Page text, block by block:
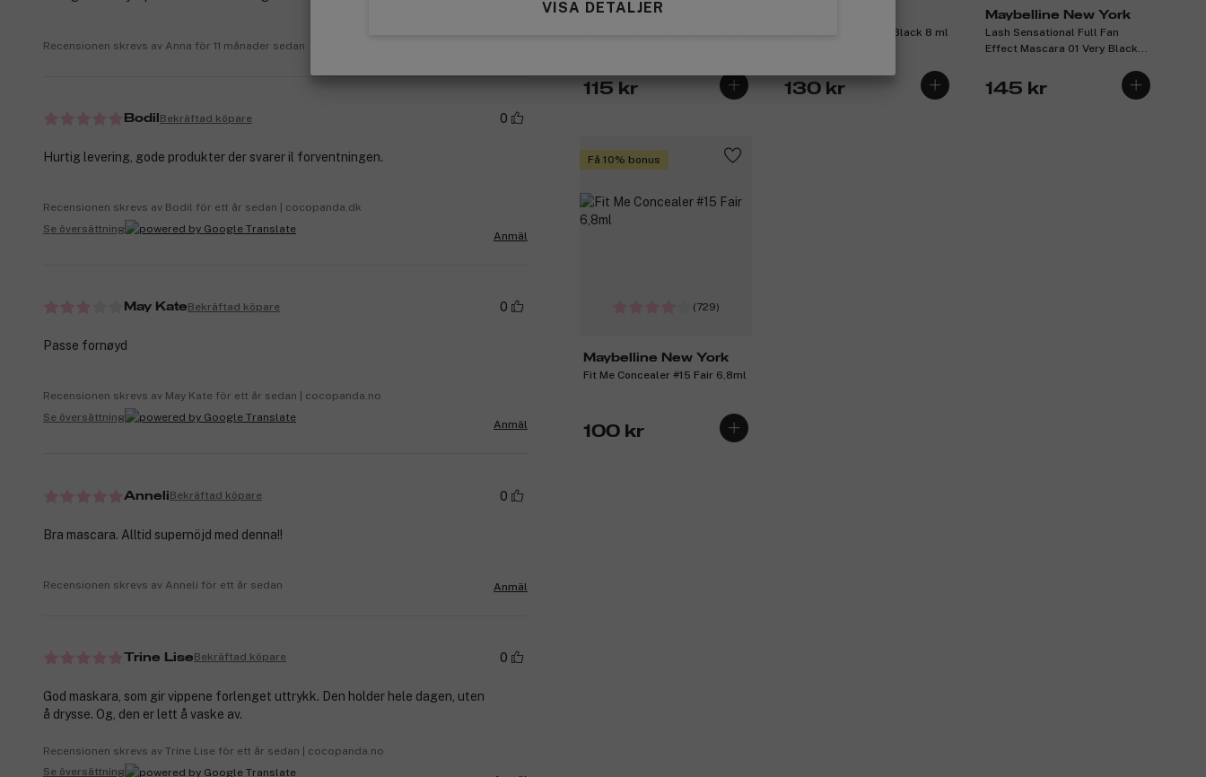
VISA DETALJER
L'Oréal Paris
115 kr
Telescopic Mascara Black 8 ml
130 kr
Maybelline New York
Lash Sensational Full Fan
Effect Mascara 01 Very Black
145 kr
Få 10% bonus
(729)
Maybelline New York
Fit Me Concealer #15 Fair 6,8ml
100 kr
Recensionen skrevs av Anna för 11 månader sedan
Bodil Bekräftad köpare 0
Hurtig levering, gode produkter der svarer il forventningen.
Recensionen skrevs av Bodil för ett år sedan | cocopanda.dk
Se översättning
Anmäl
May KateBekräftad köpare 0
Passe fornøyd
Recensionen skrevs av May Kate för ett år sedan | cocopanda.no
Se översättning
Anmäl
AnneliBekräftad köpare 0
Bra mascara. Alltid supernöjd med denna!!
Recensionen skrevs av Anneli för ett år sedan Anmäl
Trine LiseBekräftad köpare 0
God maskara, som gir vippene forlenget uttrykk. Den holder hele dagen, uten
å drysse. Og, den er lett å vaske av.
Recensionen skrevs av Trine Lise för ett år sedan | cocopanda.no
Se översättning